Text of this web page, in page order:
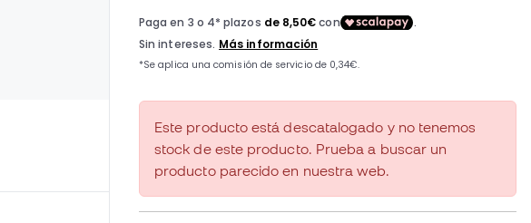
Este producto está descatalogado y no tenemos
stock de este producto. Prueba a buscar un
producto parecido en nuestra web.